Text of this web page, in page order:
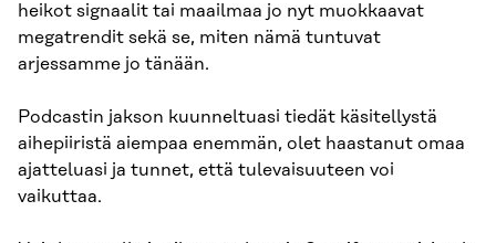
heikot signaalit tai maailmaa jo nyt muokkaavat
megatrendit sekä se, miten nämä tuntuvat
arjessamme jo tänään.
Podcastin jakson kuunneltuasi tiedät käsitellystä
aihepiiristä aiempaa enemmän, olet haastanut omaa
ajatteluasi ja tunnet, että tulevaisuuteen voi
vaikuttaa.